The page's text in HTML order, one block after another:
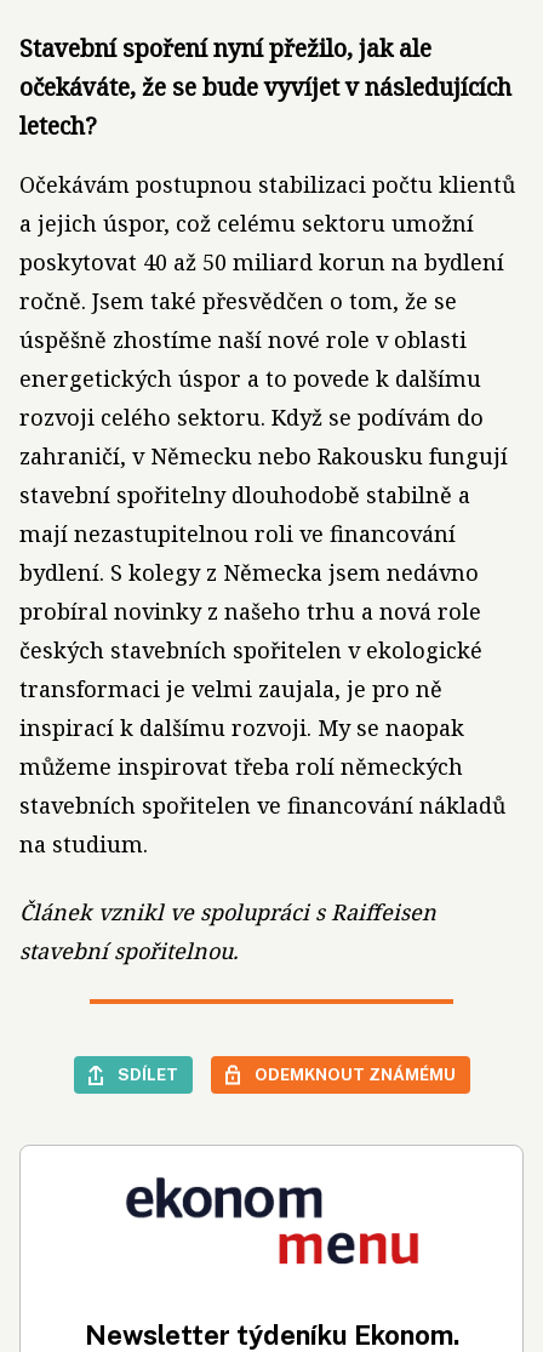
Stavební spoření nyní přežilo, jak ale
očekáváte, že se bude vyvíjet v následujících
letech?
Očekávám postupnou stabilizaci počtu klientů
a jejich úspor, což celému sektoru umožní
poskytovat 40 až 50 miliard korun na bydlení
ročně. Jsem také přesvědčen o tom, že se
úspěšně zhostíme naší nové role v oblasti
energetických úspor a to povede k dalšímu
rozvoji celého sektoru. Když se podívám do
zahraničí, v Německu nebo Rakousku fungují
stavební spořitelny dlouhodobě stabilně a
mají nezastupitelnou roli ve financování
bydlení. S kolegy z Německa jsem nedávno
probíral novinky z našeho trhu a nová role
českých stavebních spořitelen v ekologické
transformaci je velmi zaujala, je pro ně
inspirací k dalšímu rozvoji. My se naopak
můžeme inspirovat třeba rolí německých
stavebních spořitelen ve financování nákladů
na studium.
Článek vznikl ve spolupráci s Raiffeisen
stavební spořitelnou.
SDÍLET ODEMKNOUT ZNÁMÉMU
Newsletter týdeníku Ekonom.